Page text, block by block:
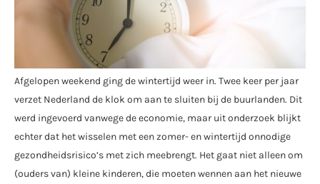
Afgelopen weekend ging de wintertijd weer in. Twee keer per jaar
verzet Nederland de klok om aan te sluiten bij de buurlanden. Dit
werd ingevoerd vanwege de economie, maar uit onderzoek blijkt
echter dat het wisselen met een zomer- en wintertijd onnodige
gezondheidsrisico’s met zich meebrengt. Het gaat niet alleen om
(ouders van) kleine kinderen, die moeten wennen aan het nieuwe